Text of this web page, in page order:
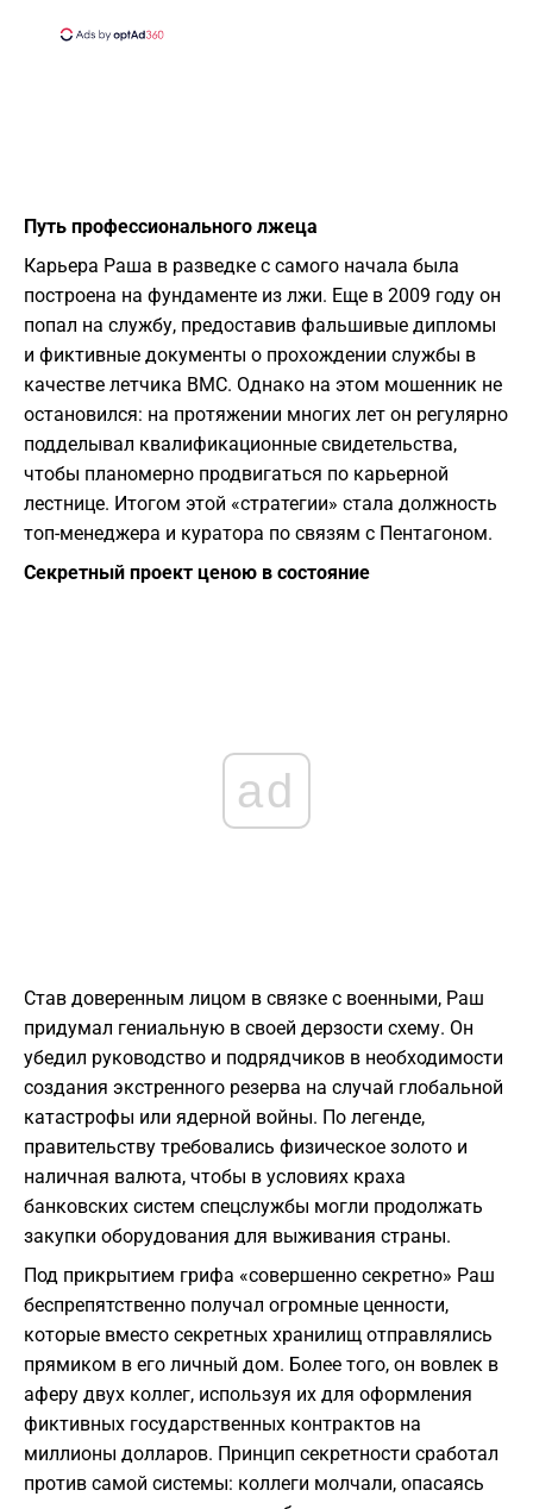
​Путь профессионального лжеца
​Карьера Раша в разведке с самого начала была
построена на фундаменте из лжи. Еще в 2009 году он
попал на службу, предоставив фальшивые дипломы
и фиктивные документы о прохождении службы в
качестве летчика ВМС. Однако на этом мошенник не
остановился: на протяжении многих лет он регулярно
подделывал квалификационные свидетельства,
чтобы планомерно продвигаться по карьерной
лестнице. Итогом этой «стратегии» стала должность
топ-менеджера и куратора по связям с Пентагоном.
​Секретный проект ценою в состояние
ad
​Став доверенным лицом в связке с военными, Раш
придумал гениальную в своей дерзости схему. Он
убедил руководство и подрядчиков в необходимости
создания экстренного резерва на случай глобальной
катастрофы или ядерной войны. По легенде,
правительству требовались физическое золото и
наличная валюта, чтобы в условиях краха
банковских систем спецслужбы могли продолжать
закупки оборудования для выживания страны.
​Под прикрытием грифа «совершенно секретно» Раш
беспрепятственно получал огромные ценности,
которые вместо секретных хранилищ отправлялись
прямиком в его личный дом. Более того, он вовлек в
аферу двух коллег, используя их для оформления
фиктивных государственных контрактов на
миллионы долларов. Принцип секретности сработал
против самой системы: коллеги молчали, опасаясь